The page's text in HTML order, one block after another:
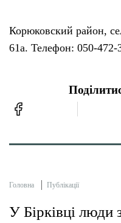
Корюковский район,
61а. Телефон: 050-472-
Головна Публікації
У Бірківці люди